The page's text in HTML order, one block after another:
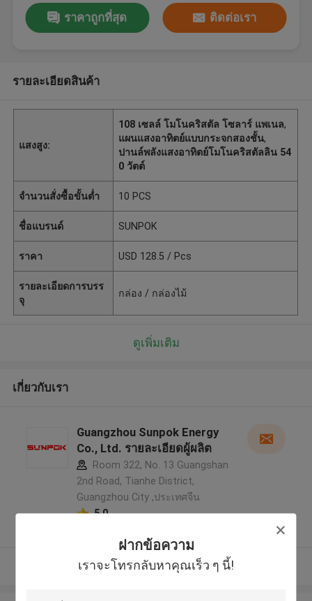
ฝากข้อความ
เราจะโทรกลับหาคุณเร็ว ๆ นี้!
ราคาถูกที่สุด ติดต่อเรา
รายละเอียดสินค้า
แสงสูง:
108 เซลล์ โมโนคริสตัล โซลาร์ แพเนล,
แผนแสงอาทิตย์แบบกระจกสองชั้น,
ปานล์พลังแสงอาทิตย์โมโนคริสตัลลิน 54
0 วัตต์
จำนวนสั่งซื้อขั้นต่ำ 10 PCS
ชื่อแบรนด์ SUNPOK
ราคา USD 128.5 / Pcs
รายละเอียดการบรร
จุ
กล่อง / กล่องไม้
ดูเพิ่มเติม
เกี่ยวกับเรา
Guangzhou Sunpok Energy
Co., Ltd. รายละเอียดผู้ผลิต
Room 322, No. 13 Guangshan
2nd Road, Tianhe District,
Guangzhou City ,ประเทศจีน
5.0
ดูเพิ่มเติม